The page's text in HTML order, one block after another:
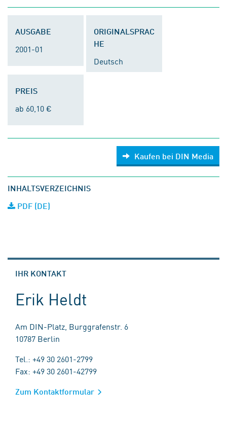
AUSGABE
2001-01
ORIGINALSPRAC
HE
Deutsch
PREIS
ab 60,10 €
Kaufen bei DIN Media
INHALTSVERZEICHNIS
PDF (DE)
IHR KONTAKT
Erik Heldt
Am DIN-Platz, Burggrafenstr. 6
10787 Berlin
Tel.: +49 30 2601-2799
Fax: +49 30 2601-42799
Zum Kontaktformular